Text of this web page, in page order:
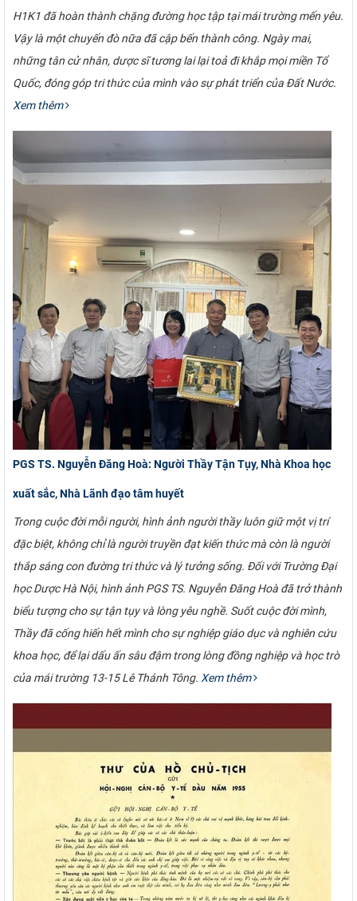
H1K1 đã hoàn thành chặng đường học tập tại mái trường mến yêu.
Vậy là một chuyến đò nữa đã cập bến thành công. Ngày mai,
những tân cử nhân, dược sĩ tương lai lại toả đi khắp mọi miền Tổ
Quốc, đóng góp tri thức của mình vào sự phát triển của Đất Nước.
Xem thêm
PGS TS. Nguyễn Đăng Hoà: Người Thầy Tận Tụy, Nhà Khoa học
xuất sắc, Nhà Lãnh đạo tâm huyết
Trong cuộc đời mỗi người, hình ảnh người thầy luôn giữ một vị trí
đặc biệt, không chỉ là người truyền đạt kiến thức mà còn là người
thắp sáng con đường tri thức và lý tưởng sống. Đối với Trường Đại
học Dược Hà Nội, hình ảnh PGS TS. Nguyễn Đăng Hoà đã trở thành
biểu tượng cho sự tận tụy và lòng yêu nghề. Suốt cuộc đời mình,
Thầy đã cống hiến hết mình cho sự nghiệp giáo dục và nghiên cứu
khoa học, để lại dấu ấn sâu đậm trong lòng đồng nghiệp và học trò
của mái trường 13-15 Lê Thánh Tông.Xem thêm